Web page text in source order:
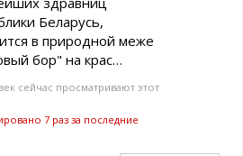
Беларусь,
в природной меже
бор" на крас…
сейчас просматривают этот
7 раз за последние